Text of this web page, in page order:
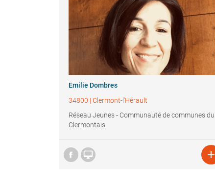
Emilie Dombres
34800 | Clermont-l'Hérault
Réseau Jeunes - Communauté de communes du
Clermontais
 